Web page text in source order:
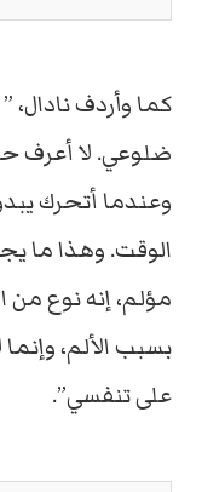
كما وأردف نادال،
ضلوعي. لا أعرف
وعندما أتحرك
الوقت. وهذا ما
مؤلم، إنه نوع من
بسبب الألم، وإنما
على تنفسي”.